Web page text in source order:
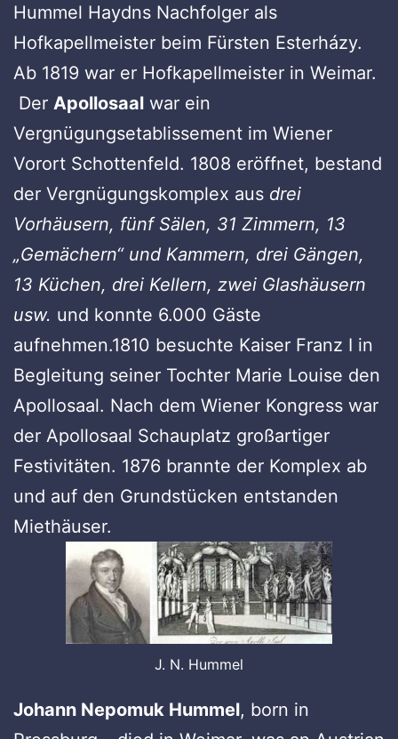
Hummel Haydns Nachfolger als
Hofkapellmeister beim Fürsten Esterházy.
Ab 1819 war er Hofkapellmeister in Weimar.
Der Apollosaal war ein
Vergnügungsetablissement im Wiener
Vorort Schottenfeld. 1808 eröffnet, bestand
der Vergnügungskomplex aus drei
Vorhäusern, fünf Sälen, 31 Zimmern, 13
„Gemächern“ und Kammern, drei Gängen,
13 Küchen, drei Kellern, zwei Glashäusern
usw. und konnte 6.000 Gäste
aufnehmen.1810 besuchte Kaiser Franz I in
Begleitung seiner Tochter Marie Louise den
Apollosaal. Nach dem Wiener Kongress war
der Apollosaal Schauplatz großartiger
Festivitäten. 1876 brannte der Komplex ab
und auf den Grundstücken entstanden
Miethäuser.
J. N. Hummel
Johann Nepomuk Hummel, born in